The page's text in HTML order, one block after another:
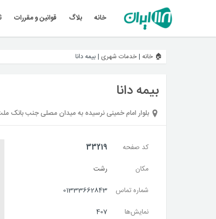
خانه بلاگ قوانین و مقررات
🏠 خانه |خدمات شهری |بیمه دانا
بیمه دانا
بلوار امام خمینی نرسیده به میدان مصلی جنب بانک
کد صفحه
33219
مکان
رشت
شماره تماس
01333662843
نمایش‌ها
407